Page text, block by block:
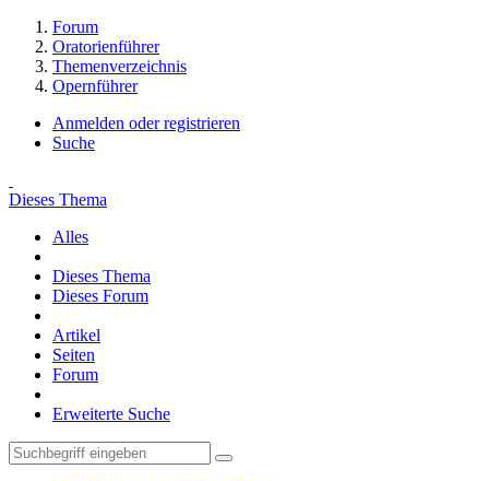
Forum
Oratorienführer
Themenverzeichnis
Opernführer
Anmelden oder registrieren
Suche
Dieses Thema
Alles
Dieses Thema
Dieses Forum
Artikel
Seiten
Forum
Erweiterte Suche